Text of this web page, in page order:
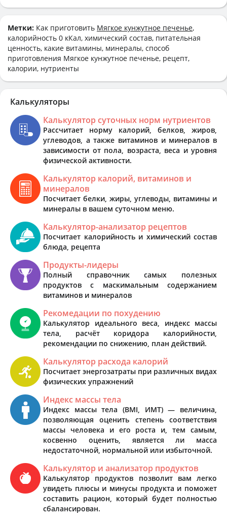
Метки: Как приготовить Мягкое кунжутное печенье,
калорийность 0 кКал, химический состав, питательная
ценность, какие витамины, минералы, способ
приготовления Мягкое кунжутное печенье, рецепт,
калории, нутриенты
Калькуляторы
Калькулятор суточных норм нутриентов
Рассчитает норму калорий, белков, жиров,
углеводов, а также витаминов и минералов в
зависимости от пола, возраста, веса и уровня
физической активности.
Калькулятор калорий, витаминов и
минералов
Посчитает белки, жиры, углеводы, витамины и
минералы в вашем суточном меню.
Калькулятор-анализатор рецептов
Посчитает калорийность и химический состав
блюда, рецепта
Продукты-лидеры
Полный справочник самых полезных
продуктов с маскимальным содержанием
витаминов и минералов
Рекомедации по похудению
Калькулятор идеального веса, индекс массы
тела, расчёт коридора калорийности,
рекомендации по снижению, план действий.
Калькулятор расхода калорий
Посчитает энергозатраты при различных видах
физических упражнений
Индекс массы тела
Индекс массы тела (BMI, ИМТ) — величина,
позволяющая оценить степень соответствия
массы человека и его роста и, тем самым,
косвенно оценить, является ли масса
недостаточной, нормальной или избыточной.
Калькулятор и анализатор продуктов
Калькулятор продуктов позволит вам легко
увидеть плюсы и минусы продукта и поможет
составить рацион, который будет полностью
сбалансирован.